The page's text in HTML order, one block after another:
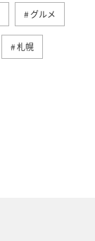
グルメ
札幌